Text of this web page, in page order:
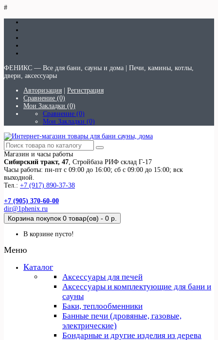
#
ФЕНИКС — Все для бани, сауны и дома | Печи, камины, котлы,
двери, аксессуары
Авторизация
Регистрация
Сравнение (0)
Мои Закладки (0)
Сравнение (0)
Мои Закладки (0)
Магазин и часы работы
Сибирский тракт, 47, Стройбаза РИФ склад Г-17
Часы работы: пн-пт с 09:00 до 16:00; сб с 09:00 до 15:00; вск
выходной.
Тел.: +7 (917) 890-37-38
+7 (905) 370-60-00
dir@1phenix.ru
Корзина покупок 0 товар(ов) - 0 р.
В корзине пусто!
Меню
Каталог
Аксессуары для печей
Аксессуары и комплектующие для бани и
сауны
Баки, теплообменники
Банные печи (дровяные, газовые,
электрические)
Бондарные и другие изделия из дерева